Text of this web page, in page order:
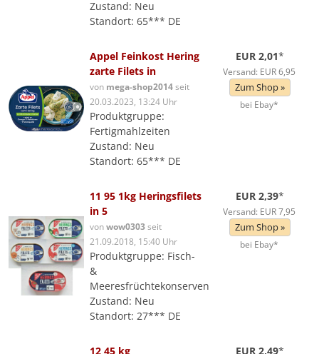
Zustand: Neu
Standort: 65*** DE
Appel Feinkost Hering
zarte Filets in
von mega-shop2014seit
20.03.2023, 13:24 Uhr
Produktgruppe:
Fertigmahlzeiten
Zustand: Neu
Standort: 65*** DE
EUR 2,01*
Versand: EUR 6,95
Zum Shop »
bei Ebay*
11 95 1kg Heringsfilets
in 5
vonwow0303seit
21.09.2018, 15:40 Uhr
Produktgruppe: Fisch-
&
Meeresfrüchtekonserven
Zustand: Neu
Standort: 27*** DE
EUR 2,39*
Versand: EUR 7,95
Zum Shop »
bei Ebay*
12 45 kg
EUR 2,49*